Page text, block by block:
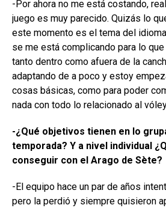
-Por ahora no me está costando,
juego es muy parecido. Quizás lo
este momento es el tema del
se me está complicando para lo
tanto dentro como afuera de la
adaptando de a poco y estoy
cosas básicas, como para poder
nada con todo lo relacionado al
-¿Qué objetivos tienen en lo
temporada? Y a nivel individual
conseguir con el Arago de Sète?
-El equipo hace un par de años
pero la perdió y siempre quisieron